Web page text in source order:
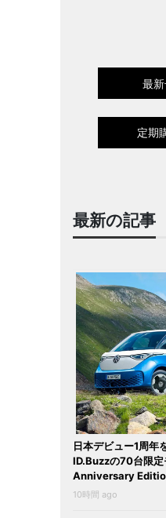
最
定期
最新の記事
日本デビュー1周年
ID.Buzzの70台限
Anniversary
10時間 ago